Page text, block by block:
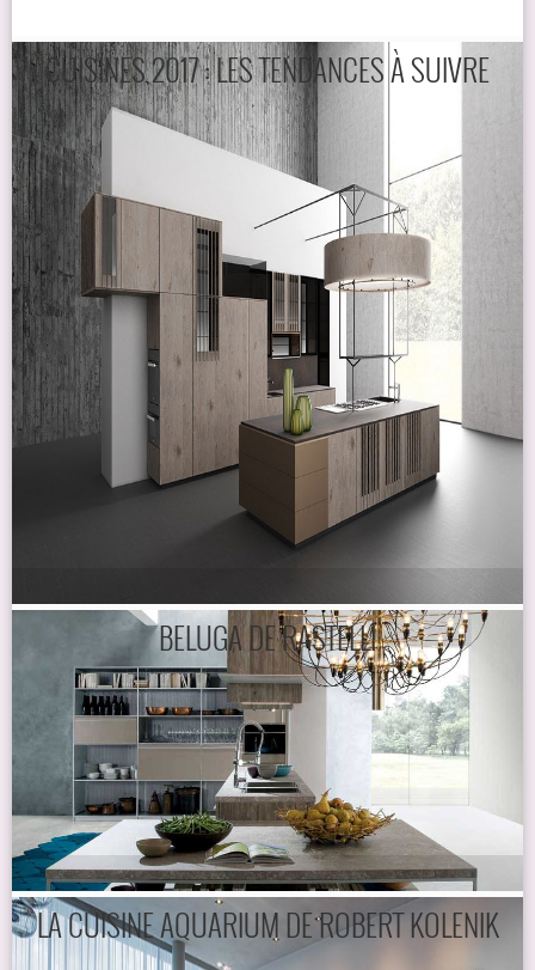
CUISINES 2017 : LES TENDANCES À SUIVRE
BELUGA DE RASTELLI
LA CUISINE AQUARIUM DE ROBERT KOLENIK